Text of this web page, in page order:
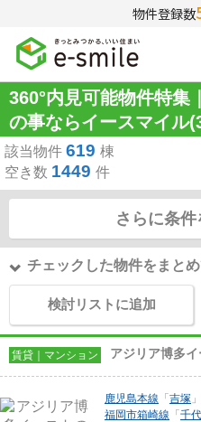
物件登録数
360°内見可能物件特集
の事ならイースマイル
該当物件 619 棟
空き数 1449 件
さらに条
チェックした物件をまと
検討リストに追加
賃貸｜マンション アジリア博多イ
鹿児島本線 「吉塚
福岡市箱崎線 「千